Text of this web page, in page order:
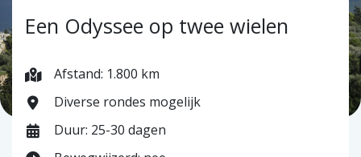
Een Odyssee op twee wielen
Afstand: 1.800 km
Diverse rondes mogelijk
Duur: 25-30 dagen